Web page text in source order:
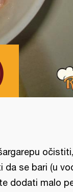
da se bari (u
dodati malo